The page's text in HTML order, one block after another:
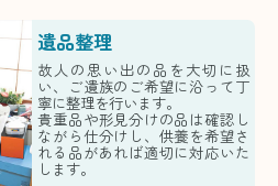
遺品整理
故人の思い出の品を大切に扱
い、ご遺族のご希望に沿って丁
寧に整理を行います。
貴重品や形見分けの品は確認し
ながら仕分けし、供養を希望さ
れる品があれば適切に対応いた
します。